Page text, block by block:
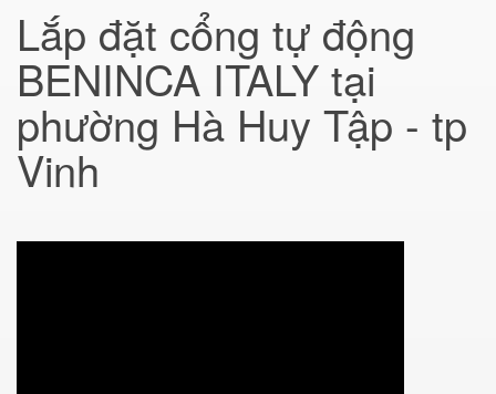
Lắp đặt cổng tự động
BENINCA ITALY tại
phường Hà Huy Tập - tp
Vinh